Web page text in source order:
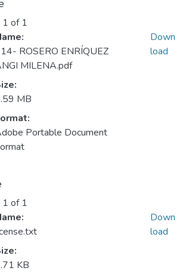
1 of 1
ROSERO ENRÍQUEZ
MILENA.pdf
MB
Portable Document
Down
load
1 of 1
KB
Down
load